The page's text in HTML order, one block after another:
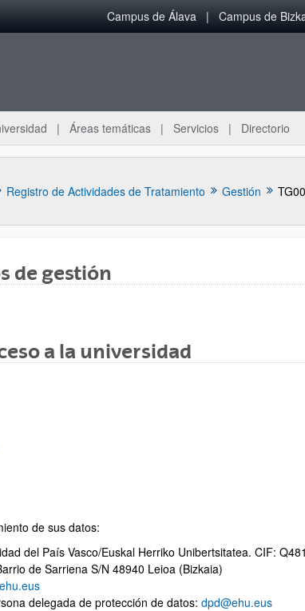
Campus de Álava Campus de
Áreas temáticas Servicios Directorio
Registro de Actividades de Tratamiento Gestión
de gestión
a la universidad
de sus datos:
del País Vasco/Euskal Herriko Unibertsitatea. CIF:
de Sarriena S/N 48940 Leioa (Bizkaia)
delegada de protección de datos: dpd@ehu.eus